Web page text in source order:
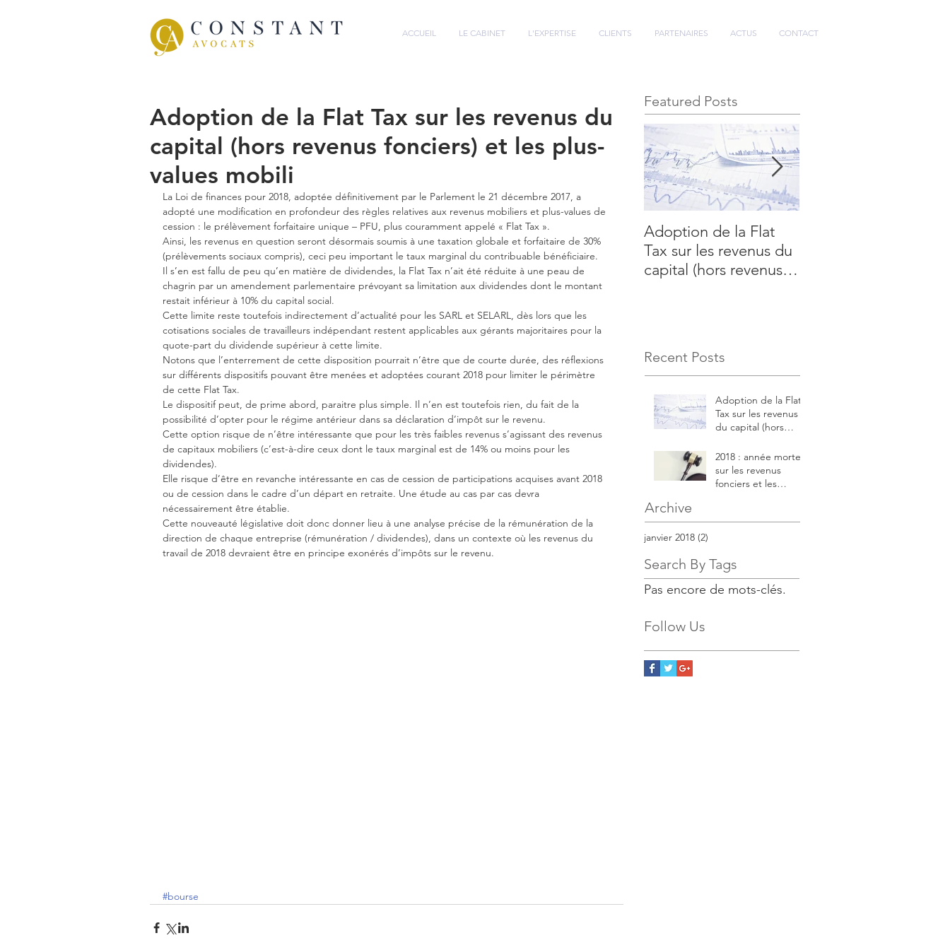
ACCUEIL LE CABINET L'EXPERTISE CLIENTS PARTENAIRES ACTUS CONTACT
Adoption de la Flat Tax sur les revenus du
capital (hors revenus fonciers) et les plus-
values mobili
La Loi de finances pour 2018, adoptée définitivement par le Parlement le 21 décembre 2017, a
adopté une modification en profondeur des règles relatives aux revenus mobiliers et plus-values de
cession : le prélèvement forfaitaire unique – PFU, plus couramment appelé « Flat Tax ».
Ainsi, les revenus en question seront désormais soumis à une taxation globale et forfaitaire de 30%
(prélèvements sociaux compris), ceci peu important le taux marginal du contribuable bénéficiaire.
Il s’en est fallu de peu qu’en matière de dividendes, la Flat Tax n’ait été réduite à une peau de
chagrin par un amendement parlementaire prévoyant sa limitation aux dividendes dont le montant
restait inférieur à 10% du capital social.
Cette limite reste toutefois indirectement d’actualité pour les SARL et SELARL, dès lors que les
cotisations sociales de travailleurs indépendant restent applicables aux gérants majoritaires pour la
quote-part du dividende supérieur à cette limite.
Notons que l’enterrement de cette disposition pourrait n’être que de courte durée, des réflexions
sur différents dispositifs pouvant être menées et adoptées courant 2018 pour limiter le périmètre
de cette Flat Tax.
Le dispositif peut, de prime abord, paraitre plus simple. Il n’en est toutefois rien, du fait de la
possibilité d’opter pour le régime antérieur dans sa déclaration d’impôt sur le revenu.
Cette option risque de n’être intéressante que pour les très faibles revenus s’agissant des revenus
de capitaux mobiliers (c’est-à-dire ceux dont le taux marginal est de 14% ou moins pour les
dividendes).
Elle risque d’être en revanche intéressante en cas de cession de participations acquises avant 2018
ou de cession dans le cadre d’un départ en retraite. Une étude au cas par cas devra
nécessairement être établie.
Cette nouveauté législative doit donc donner lieu à une analyse précise de la rémunération de la
direction de chaque entreprise (rémunération / dividendes), dans un contexte où les revenus du
travail de 2018 devraient être en principe exonérés d’impôts sur le revenu.
#bourse
Featured Posts
Adoption de la Flat
Tax sur les revenus du
capital (hors revenus
Recent Posts
Adoption de la Flat
Tax sur les revenus
du capital (hors
les plus-values mobili
2018 : année morte
sur les revenus
fonciers et les
Archive
janvier 2018 (2)
Search By Tags
Pas encore de mots-clés.
Follow Us